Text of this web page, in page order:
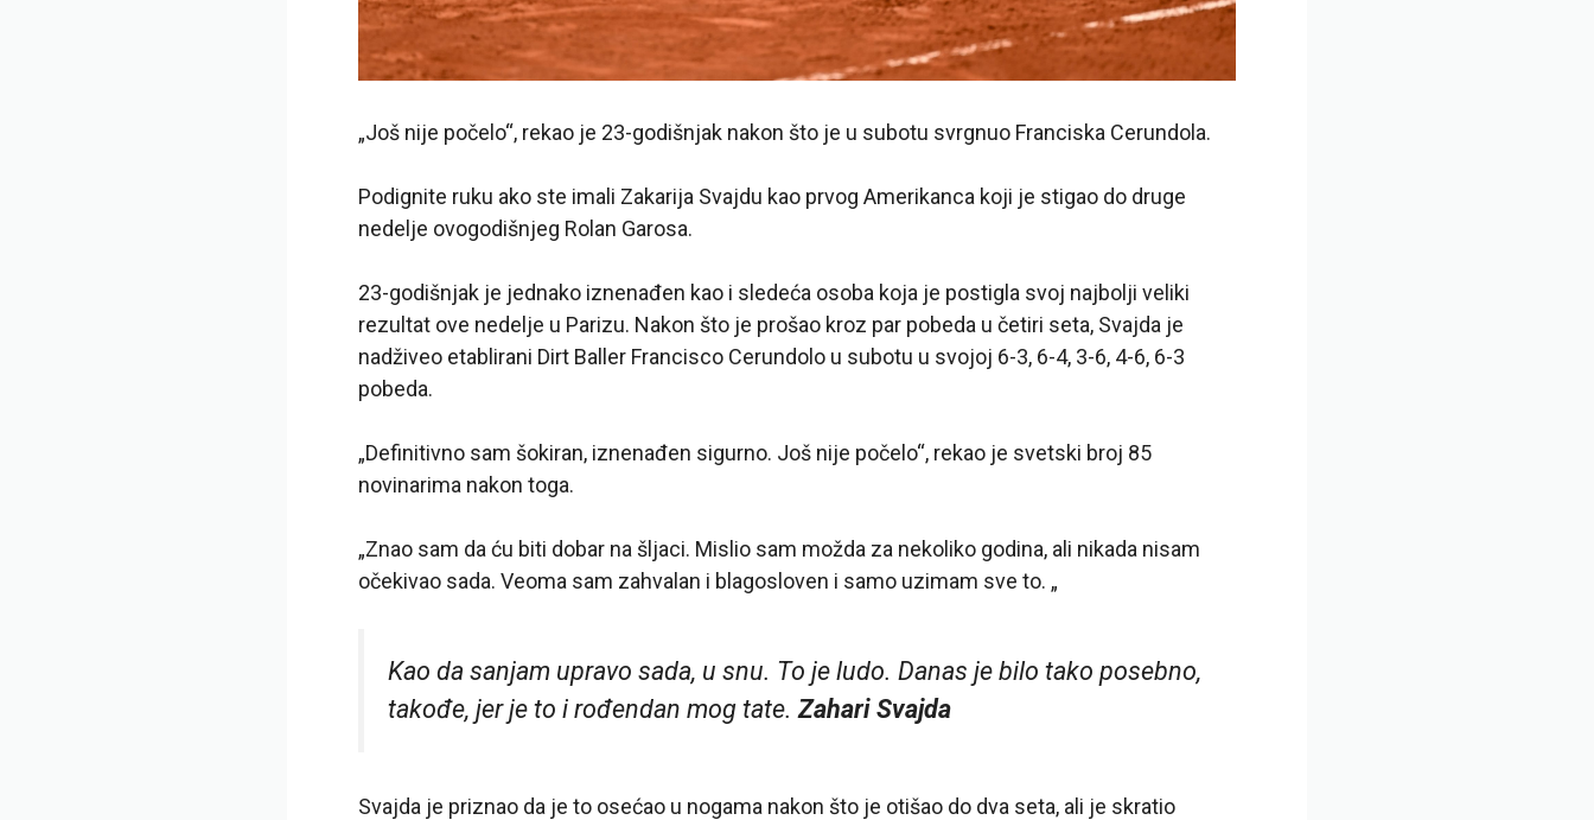
„Još nije počelo“, rekao je 23-godišnjak nakon što je u subotu svrgnuo Franciska Cerundola.
Podignite ruku ako ste imali Zakarija Svajdu kao prvog Amerikanca koji je stigao do druge
nedelje ovogodišnjeg Rolan Garosa.
23-godišnjak je jednako iznenađen kao i sledeća osoba koja je postigla svoj najbolji veliki
rezultat ove nedelje u Parizu. Nakon što je prošao kroz par pobeda u četiri seta, Svajda je
nadživeo etablirani Dirt Baller Francisco Cerundolo u subotu u svojoj 6-3, 6-4, 3-6, 4-6, 6-3
pobeda.
„Definitivno sam šokiran, iznenađen sigurno. Još nije počelo“, rekao je svetski broj 85
novinarima nakon toga.
„Znao sam da ću biti dobar na šljaci. Mislio sam možda za nekoliko godina, ali nikada nisam
očekivao sada. Veoma sam zahvalan i blagosloven i samo uzimam sve to. „
Kao da sanjam upravo sada, u snu. To je ludo. Danas je bilo tako posebno,
takođe, jer je to i rođendan mog tate.Zahari Svajda
Svajda je priznao da je to osećao u nogama nakon što je otišao do dva seta, ali je skratio